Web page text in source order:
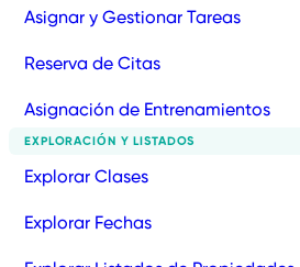
Asignar y Gestionar Tareas
Reserva de Citas
Asignación de Entrenamientos
EXPLORACIÓN Y LISTADOS
Explorar Clases
Explorar Fechas